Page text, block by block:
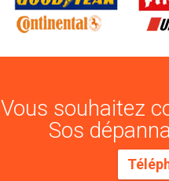
Vous souhaitez
Sos